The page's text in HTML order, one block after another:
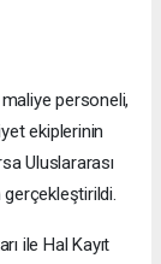
personeli,
ekiplerinin
Uluslararası
ile Hal Kayıt